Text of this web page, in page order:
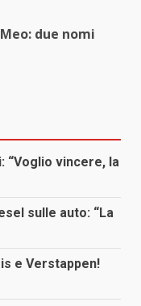
due nomi
“Voglio vincere, la
sulle auto: “La
e Verstappen!